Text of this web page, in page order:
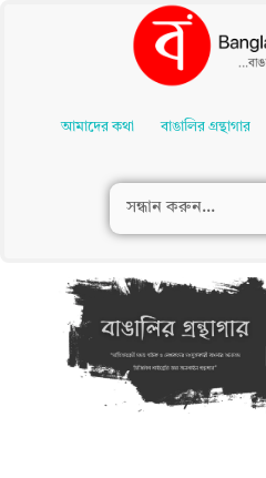
Contentআমাদের কথা বাঙালির গ্রন্থাগার